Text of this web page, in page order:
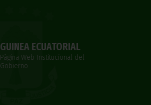
GUINEA ECUATORIAL
Página Web Institucional del
Gobierno